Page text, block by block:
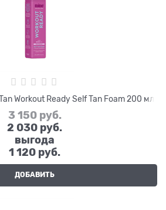
Workout Ready Self Tan Foam 200 мл
3 150 руб.
2 030 руб.
выгода
1 120 руб.
ДОБАВИТЬ